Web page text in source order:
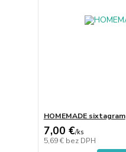
HOMEMADE sixtagram
7,00 €/ks
5,69 € bez DPH